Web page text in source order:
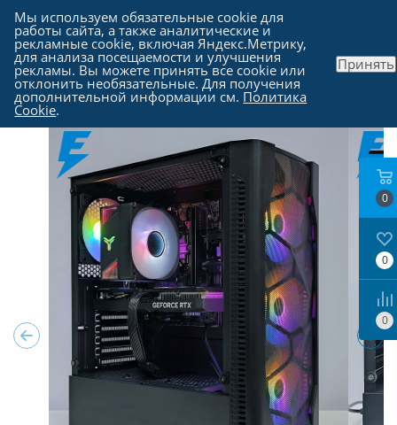
Каталог - Компьютеры в Москве
0
0
0
Мы используем обязательные cookie для
работы сайта, а также аналитические и
рекламные cookie, включая Яндекс.Метрику,
для анализа посещаемости и улучшения
рекламы. Вы можете принять все cookie или
отклонить необязательные. Для получения
дополнительной информации см. Политика
Cookie.
Принять